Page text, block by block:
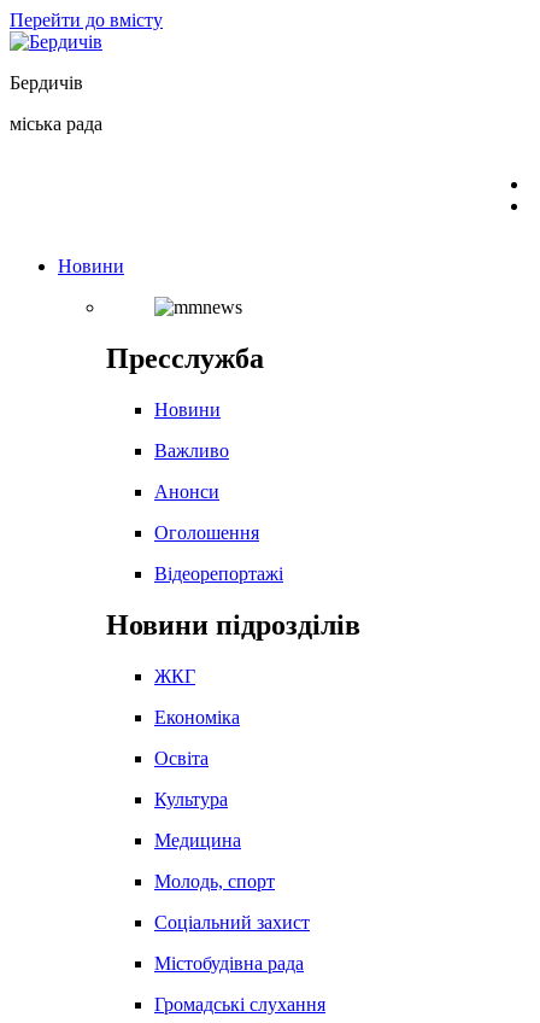
Перейти до вмісту
Бердичів
міська рада
Новини
Пресслужба
Новини
Важливо
Анонси
Оголошення
Відеорепортажі
Новини підрозділів
ЖКГ
Економіка
Освіта
Культура
Медицина
Молодь, спорт
Соціальний захист
Містобудівна рада
Громадські слухання